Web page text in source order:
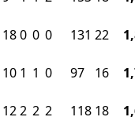
180 0 0 131 22
10 1 1 0 97 16
122 2 2 118 18